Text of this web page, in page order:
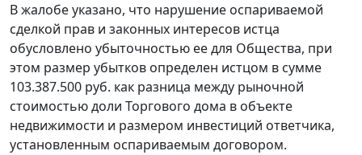
В жалобе указано, что нарушение оспариваемой
сделкой прав и законных интересов истца
обусловлено убыточностью ее для Общества, при
этом размер убытков определен истцом в сумме
103.387.500 руб. как разница между рыночной
стоимостью доли Торгового дома в объекте
недвижимости и размером инвестиций ответчика,
установленным оспариваемым договором.